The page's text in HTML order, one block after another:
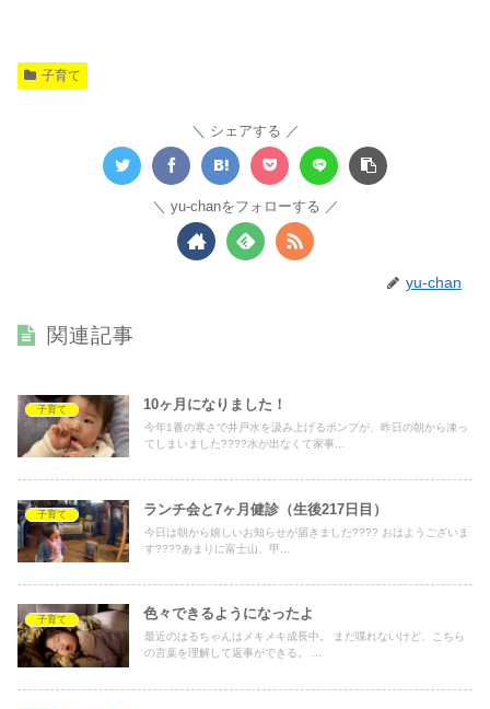
子育て
シェアする
yu-chanをフォローする
yu-chan
関連記事
子育て 10ヶ月になりました！
今年1番の寒さで井戸水を汲み上げるポンプが、昨日の朝から凍っ
てしまいました????水が出なくて家事...
子育て ランチ会と7ヶ月健診（生後217日目）
今日は朝から嬉しいお知らせが届きました???? おはようございま
す????あまりに富士山、甲...
子育て 色々できるようになったよ
最近のはるちゃんはメキメキ成長中。 まだ喋れないけど、こちら
の言葉を理解して返事ができる。 ...